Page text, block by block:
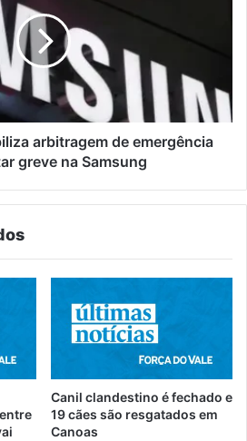
arbitragem de emergência
greve na Samsung
Canil clandestino é fechado e
19 cães são resgatados em
Canoas